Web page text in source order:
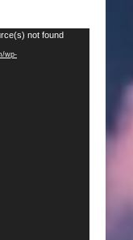
not found
wp-